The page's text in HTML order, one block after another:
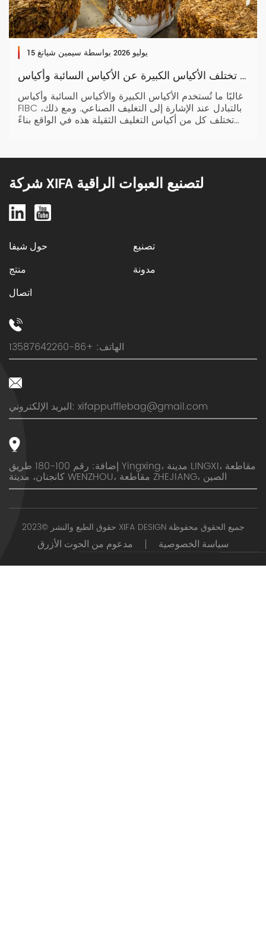
15 يوليو 2026 بواسطة سيمين شيانغ
كيف تختلف الأكياس الكبيرة عن الأكياس السائبة وأكياس FIBC وغيرها
غالبًا ما تُستخدم الأكياس الكبيرة والأكياس السائبة وأكياس
FIBC بالتبادل عند الإشارة إلى التغليف الصناعي. ومع ذلك،
تختلف كل من أكياس التغليف الثقيلة هذه في الواقع بناءً
المناسب لاحتياجات عملك. تابع القراءة لمعرفة المزيد. ولكن
شركة XIFA لتصنيع العبوات الراقية
حول شيفا
تصنيع
منتج
مدونة
اتصال
الهاتف: +86-13587642260
البريد الإلكتروني: xifappufflebag@gmail.com
إضافة: رقم 100-180 طريق Yingxing، مدينة LINGXI، مقاطعة
كانجنان، مدينة WENZHOU، مقاطعة ZHEJIANG، الصين
حقوق الطبع والنشر ©2023 XIFA DESIGN جميع الحقوق محفوظة
مدعوم من الحوت الأزرق سياسة الخصوصية